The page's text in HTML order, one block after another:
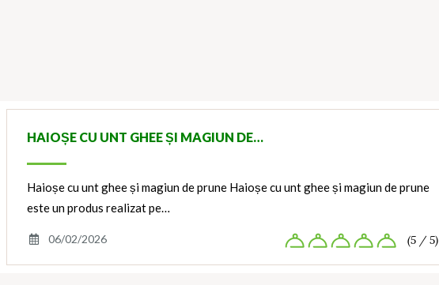
HAIOȘE CU UNT GHEE ȘI MAGIUN DE…
Haioșe cu unt ghee și magiun de prune Haioșe cu unt ghee și magiun de prune
este un produs realizat pe…
06/02/2026 (5 / 5)